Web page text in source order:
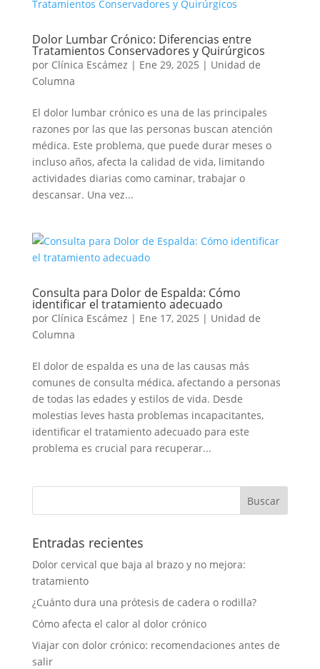
Dolor Lumbar Crónico: Diferencias entre
Tratamientos Conservadores y Quirúrgicos
por Clínica Escámez | Ene 29, 2025 | Unidad de
Columna
El dolor lumbar crónico es una de las principales
razones por las que las personas buscan atención
médica. Este problema, que puede durar meses o
incluso años, afecta la calidad de vida, limitando
actividades diarias como caminar, trabajar o
descansar. Una vez...
Consulta para Dolor de Espalda: Cómo
identificar el tratamiento adecuado
por Clínica Escámez | Ene 17, 2025 | Unidad de
Columna
El dolor de espalda es una de las causas más
comunes de consulta médica, afectando a personas
de todas las edades y estilos de vida. Desde
molestias leves hasta problemas incapacitantes,
identificar el tratamiento adecuado para este
problema es crucial para recuperar...
Entradas recientes
Dolor cervical que baja al brazo y no mejora:
tratamiento
¿Cuánto dura una prótesis de cadera o rodilla?
Cómo afecta el calor al dolor crónico
Viajar con dolor crónico: recomendaciones antes de
salir